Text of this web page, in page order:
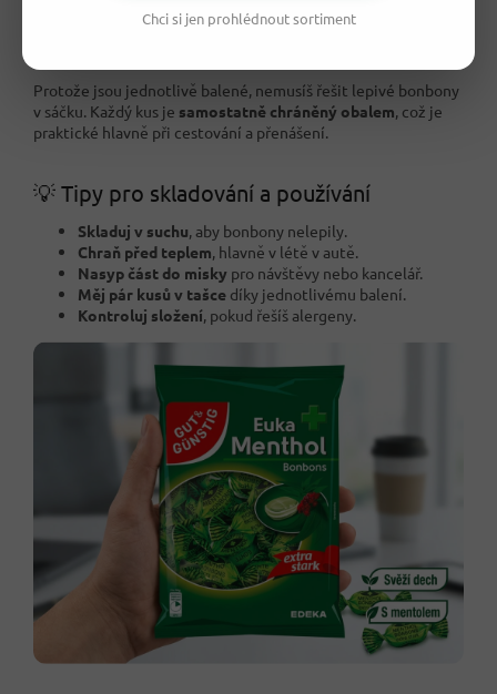
Chci si jen prohlédnout sortiment
místo běžné sladkosti. Můžeš je mít u pracovního stolu, v
Protože jsou jednotlivě balené, nemusíš řešit lepivé bonbony
v sáčku. Každý kus je samostatně chráněný obalem, což je
praktické hlavně při cestování a přenášení.
💡 Tipy pro skladování a používání
Skladuj v suchu, aby bonbony nelepily.
Chraň před teplem, hlavně v létě v autě.
Nasyp část do misky pro návštěvy nebo kancelář.
Měj pár kusů v tašce díky jednotlivému balení.
Kontroluj složení, pokud řešíš alergeny.